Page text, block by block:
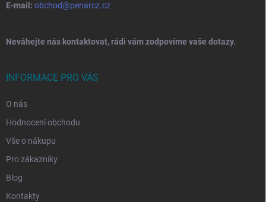
E-mail: obchod@penarcz.cz
Neváhejte nás kontaktovat, rádi vám zodpovíme vaše dotazy.
INFORMACE PRO VÁS
O nás
Hodnocení obchodu
Vše o nákupu
Pro zákazníky
Blog
Kontakty